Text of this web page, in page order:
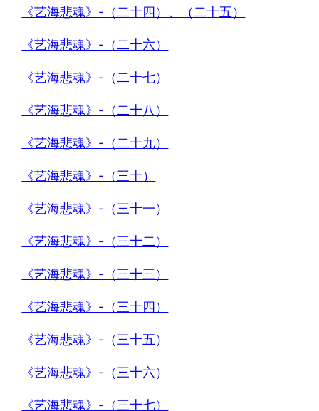
《艺海悲魂》-（二十四）、（二十五）
《艺海悲魂》-（二十六）
《艺海悲魂》-（二十七）
《艺海悲魂》-（二十八）
《艺海悲魂》-（二十九）
《艺海悲魂》-（三十）
《艺海悲魂》-（三十一）
《艺海悲魂》-（三十二）
《艺海悲魂》-（三十三）
《艺海悲魂》-（三十四）
《艺海悲魂》-（三十五）
《艺海悲魂》-（三十六）
《艺海悲魂》-（三十七）